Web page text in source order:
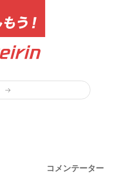
コメンテーター